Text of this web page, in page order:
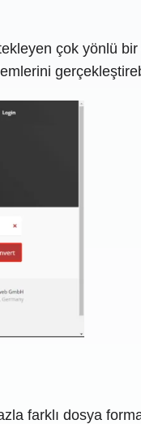
çok yönlü
farklı dosya